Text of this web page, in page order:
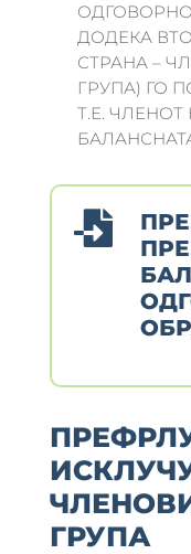
ДОДЕКА
СТРАНА –
ГРУПА) ГО
Т.Е.

ГРУПА